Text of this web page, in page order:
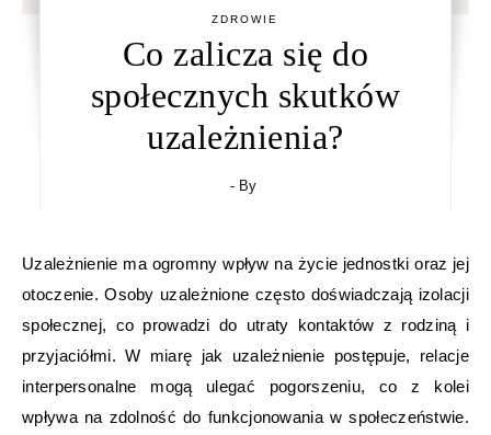
ZDROWIE
Co zalicza się do
społecznych skutków
uzależnienia?
- By
Uzależnienie ma ogromny wpływ na życie jednostki oraz jej
otoczenie. Osoby uzależnione często doświadczają izolacji
społecznej, co prowadzi do utraty kontaktów z rodziną i
przyjaciółmi. W miarę jak uzależnienie postępuje, relacje
interpersonalne mogą ulegać pogorszeniu, co z kolei
wpływa na zdolność do funkcjonowania w społeczeństwie.